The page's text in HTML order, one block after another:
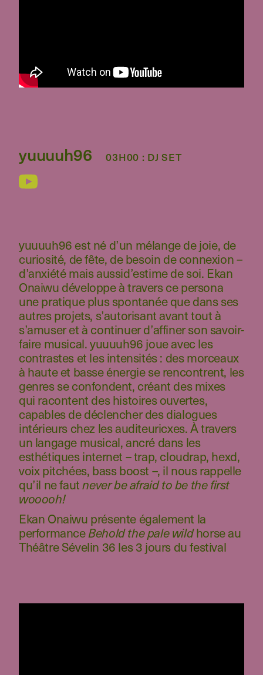
yuuuuh96 03H00 : DJ SET
yuuuuh96 est né d’un mélange de joie, de
curiosité, de fête, de besoin de connexion –
d’anxiété mais aussid’estime de soi. Ekan
Onaiwu développe à travers ce persona
une pratique plus spontanée que dans ses
autres projets, s’autorisant avant tout à
s’amuser et à continuer d’affiner son savoir-
faire musical. yuuuuh96 joue avec les
contrastes et les intensités : des morceaux
à haute et basse énergie se rencontrent, les
genres se confondent, créant des mixes
qui racontent des histoires ouvertes,
capables de déclencher des dialogues
intérieurs chez les auditeuricxes. À travers
un langage musical, ancré dans les
esthétiques internet – trap, cloudrap, hexd,
voix pitchées, bass boost –, il nous rappelle
qu’il ne fautnever be afraid to be the first
wooooh!
Ekan Onaiwu présente également la
performanceBehold the pale wildhorse au
Théâtre Sévelin 36 les 3 jours du festival